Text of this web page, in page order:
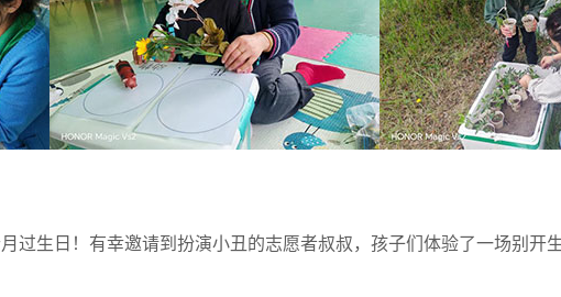
过生日！有幸邀请到扮演小丑的志愿者叔叔，孩子们体验了一场别开